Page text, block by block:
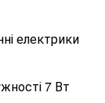
електрики
7 Вт